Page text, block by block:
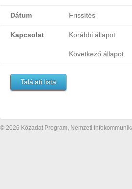
Dátum Frissítés
Kapcsolat Korábbi állapot
Következő állapot
Találati lista
© 2026 Közadat Program, Nemzeti